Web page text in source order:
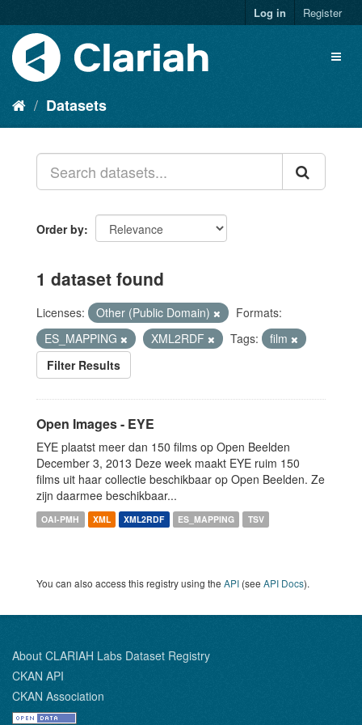
Log in Register
Datasets
Order by
1 dataset found
Licenses: Other (Public Domain)
Formats:
ES_MAPPING
XML2RDF Tags:
film
Filter Results
Open Images - EYE
EYE plaatst meer dan 150 films op Open Beelden
December 3, 2013 Deze week maakt EYE ruim 150
films uit haar collectie beschikbaar op Open Beelden. Ze
zijn daarmee beschikbaar...
OAI-PMH XML XML2RDF ES_MAPPING TSV
You can also access this registry using the API (see API Docs).
About CLARIAH Labs Dataset Registry
CKAN API
CKAN Association